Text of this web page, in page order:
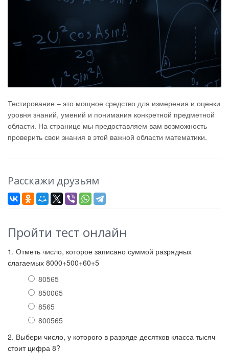
Тестирование – это мощное средство для измерения и оценки
уровня знаний, умений и понимания конкретной предметной
области. На странице мы предоставляем вам возможность
проверить свои знания в этой важной области математики.
Расскажи друзьям
Пройти тест онлайн
1. Отметь число, которое записано суммой разрядных
слагаемых 8000+500+60+5
80565
850065
8565
800565
2. Выбери число, у которого в разряде десятков класса тысяч
стоит цифра 8?